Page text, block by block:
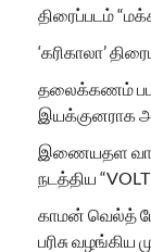
திரைப்படம்
‘கரிகாலா’
தலைக்கணம்
இயக்குனராக
இணையதள
நடத்திய
காமன் வெல்த்
பரிசு வழங்கிய